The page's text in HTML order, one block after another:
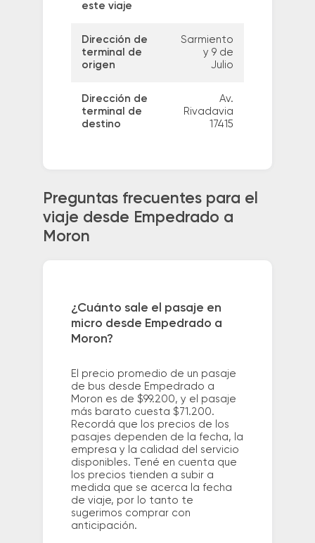
este viaje
Dirección de
terminal de
origen
Sarmiento
y 9 de
Julio
Dirección de
terminal de
destino
Av.
Rivadavia
17415
Preguntas frecuentes para el
viaje desde Empedrado a
Moron
¿Cuánto sale el pasaje en
micro desde Empedrado a
Moron?
El precio promedio de un pasaje
de bus desde Empedrado a
Moron es de $99.200, y el pasaje
más barato cuesta $71.200.
Recordá que los precios de los
pasajes dependen de la fecha, la
empresa y la calidad del servicio
disponibles. Tené en cuenta que
los precios tienden a subir a
medida que se acerca la fecha
de viaje, por lo tanto te
sugerimos comprar con
anticipación.